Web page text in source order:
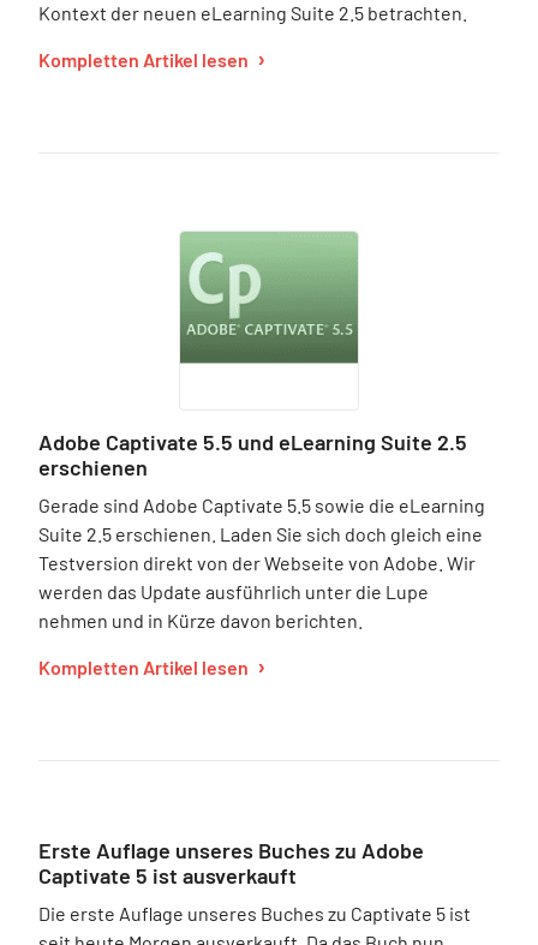
Kontext der neuen eLearning Suite 2.5 betrachten.
Kompletten Artikel lesen
Adobe Captivate 5.5 und eLearning Suite 2.5
erschienen
Gerade sind Adobe Captivate 5.5 sowie die eLearning
Suite 2.5 erschienen. Laden Sie sich doch gleich eine
Testversion direkt von der Webseite von Adobe. Wir
werden das Update ausführlich unter die Lupe
nehmen und in Kürze davon berichten.
Kompletten Artikel lesen
Erste Auflage unseres Buches zu Adobe
Captivate 5 ist ausverkauft
Die erste Auflage unseres Buches zu Captivate 5 ist